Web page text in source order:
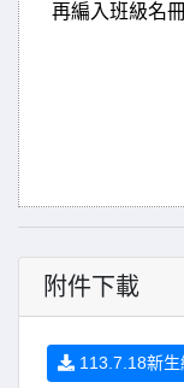
再編入班級名
附件下載
113.7.18新